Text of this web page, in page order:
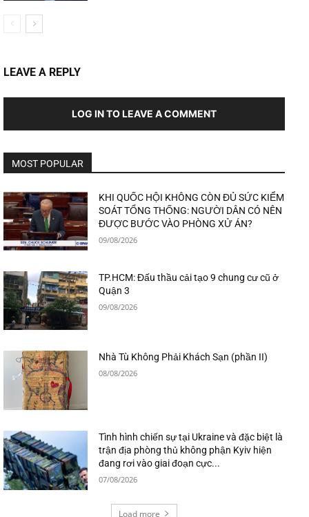
LEAVE A REPLY
LOG IN TO LEAVE A COMMENT
MOST POPULAR
KHI QUỐC HỘI KHÔNG CÒN ĐỦ SỨC KIỂM
SOÁT TỔNG THỐNG: NGƯỜI DÂN CÓ NÊN
ĐƯỢC BƯỚC VÀO PHÒNG XỬ ÁN?
09/08/2026
TP.HCM: Đấu thầu cải tạo 9 chung cư cũ ở
Quận 3
09/08/2026
Nhà Tù Không Phải Khách Sạn (phần II)
08/08/2026
Tình hình chiến sự tại Ukraine và đặc biệt là
trận địa phòng thủ không phận Kyiv hiện
đang rơi vào giai đoạn cực...
07/08/2026
Load more